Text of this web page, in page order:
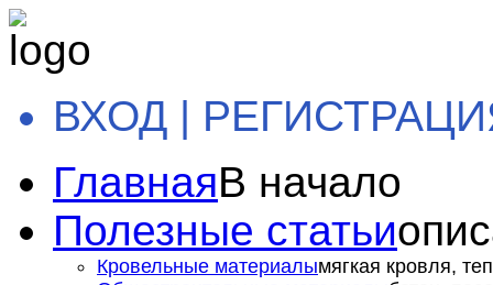
ВХОД |
ГлавнаяВ начало
Полезные статьи
Кровельные материалымягкая кровля,